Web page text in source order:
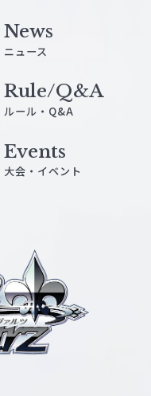
News
ニュース
Events
大会・イベント
Rule/Q&A
ルール・Q&A